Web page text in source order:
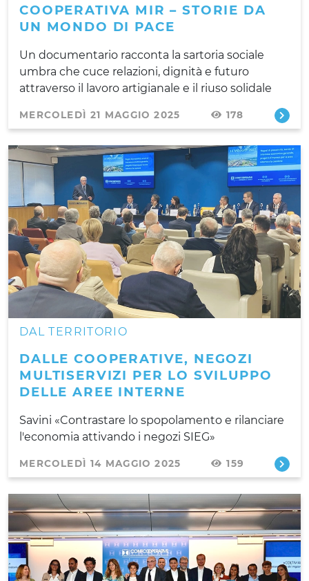
COOPERATIVA MIR – STORIE DA
UN MONDO DI PACE
Un documentario racconta la sartoria sociale
umbra che cuce relazioni, dignità e futuro
attraverso il lavoro artigianale e il riuso solidale
MERCOLEDÌ 21 MAGGIO 2025 178
DAL TERRITORIO
DALLE COOPERATIVE, NEGOZI
MULTISERVIZI PER LO SVILUPPO
DELLE AREE INTERNE
Savini «Contrastare lo spopolamento e rilanciare
l'economia attivando i negozi SIEG»
MERCOLEDÌ 14 MAGGIO 2025 159